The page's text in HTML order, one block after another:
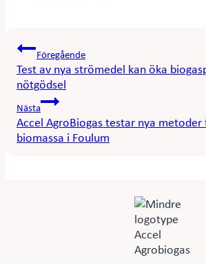
Inläggsnavigering
Föregående
Test av nya strömedel kan öka
nötgödsel
Nästa
Accel AgroBiogas testar nya
biomassa i Foulum